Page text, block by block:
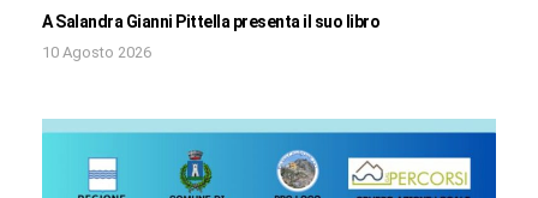
A Salandra Gianni Pittella presenta il suo libro
10 Agosto 2026